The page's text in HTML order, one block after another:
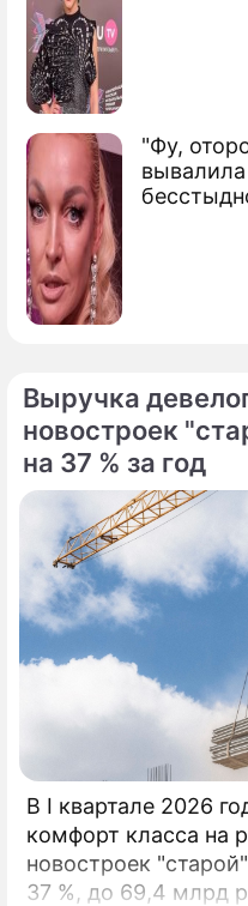
"Фу,
Выручка
новостроек
на 37 % за год
В I квартале 2026
комфорт класса на
новостроек
37 %, до 69,4 млрд